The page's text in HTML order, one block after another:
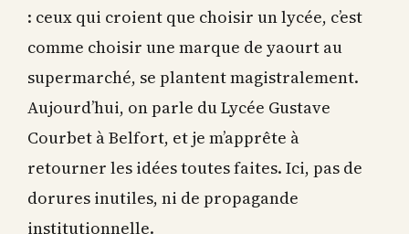
: ceux qui croient que choisir un lycée, c’est
comme choisir une marque de yaourt au
supermarché, se plantent magistralement.
Aujourd’hui, on parle du Lycée Gustave
Courbet à Belfort, et je m’apprête à
retourner les idées toutes faites. Ici, pas de
dorures inutiles, ni de propagande
institutionnelle.